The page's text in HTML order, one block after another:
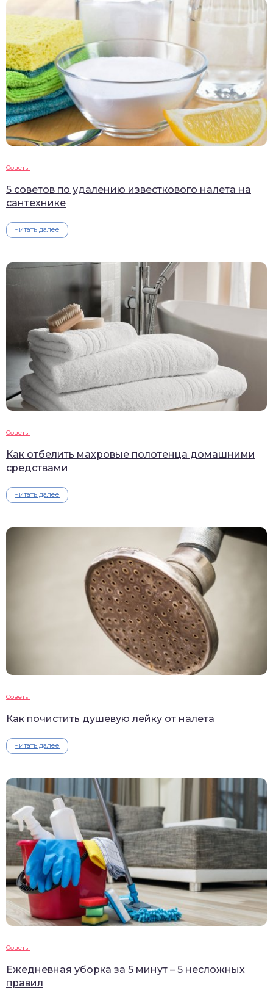
Советы
5 советов по удалению известкового налета на
сантехнике
Читать далее
Советы
Как отбелить махровые полотенца домашними
средствами
Читать далее
Советы
Как почистить душевую лейку от налета
Читать далее
Советы
Ежедневная уборка за 5 минут – 5 несложных
правил